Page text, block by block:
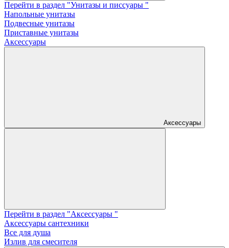
Перейти в раздел "Унитазы и писсуары "
Напольные унитазы
Подвесные унитазы
Приставные унитазы
Аксессуары
Аксессуары
Перейти в раздел "Аксессуары "
Аксессуары сантехники
Все для душа
Излив для смесителя